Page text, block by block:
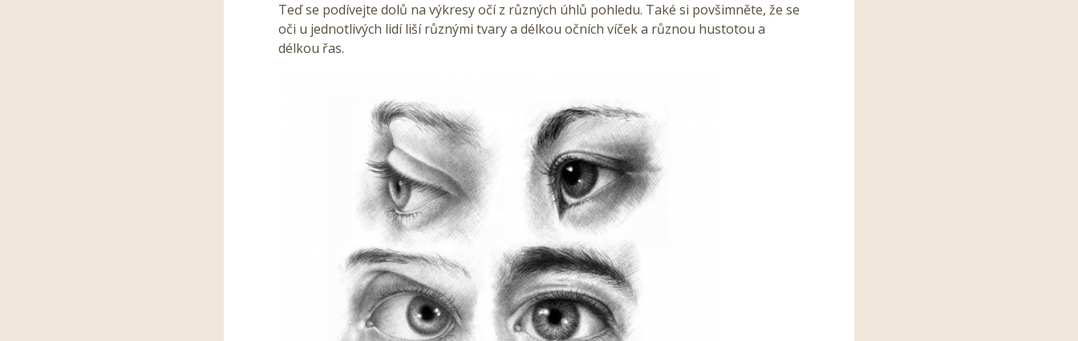
Teď se podívejte dolů na výkresy očí z různých úhlů pohledu. Také si povšimněte, že se
oči u jednotlivých lidí liší různými tvary a délkou očních víček a různou hustotou a
délkou řas.